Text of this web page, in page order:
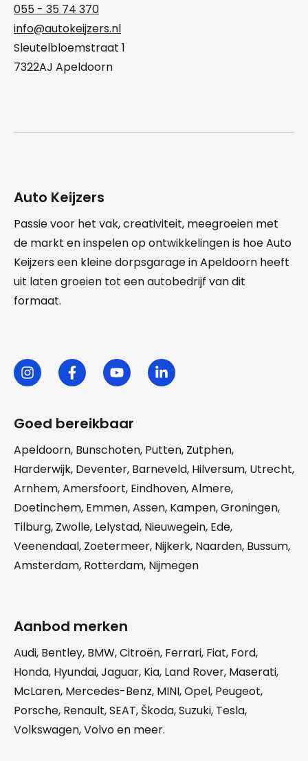
055 - 35 74 370
info@autokeijzers.nl
Sleutelbloemstraat 1
7322AJ Apeldoorn
Auto Keijzers
Passie voor het vak, creativiteit, meegroeien met
de markt en inspelen op ontwikkelingen is hoe Auto
Keijzers een kleine dorpsgarage in Apeldoorn heeft
uit laten groeien tot een autobedrijf van dit
formaat.
Goed bereikbaar
Apeldoorn, Bunschoten, Putten, Zutphen,
Harderwijk, Deventer, Barneveld, Hilversum, Utrecht,
Arnhem,Amersfoort, Eindhoven,Almere,
Doetinchem, Emmen,Assen, Kampen,Groningen,
Tilburg, Zwolle, Lelystad, Nieuwegein, Ede,
Veenendaal, Zoetermeer, Nijkerk, Naarden, Bussum,
Amsterdam, Rotterdam, Nijmegen
Aanbod merken
Audi, Bentley, BMW,Citroën, Ferrari, Fiat, Ford,
Honda, Hyundai,Jaguar, Kia, Land Rover, Maserati,
McLaren, Mercedes-Benz, MINI,Opel, Peugeot,
Porsche, Renault,SEAT, Škoda,Suzuki, Tesla,
Volkswagen,Volvoen meer.